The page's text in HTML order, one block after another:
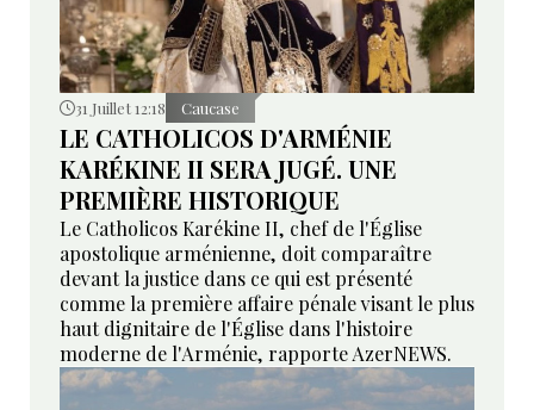
31 Juillet 12:18 Caucase
LE CATHOLICOS D'ARMÉNIE
KARÉKINE II SERA JUGÉ. UNE
PREMIÈRE HISTORIQUE
Le Catholicos Karékine II, chef de l'Église
apostolique arménienne, doit comparaître
devant la justice dans ce qui est présenté
comme la première affaire pénale visant le plus
haut dignitaire de l'Église dans l'histoire
moderne de l'Arménie, rapporte AzerNEWS.